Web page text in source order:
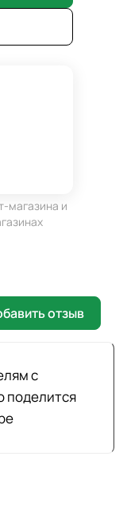
магазина и
с
поделится
отзыв